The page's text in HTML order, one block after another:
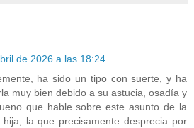
de 2026 a las 18:24
ha sido un tipo con suerte, y ha
muy bien debido a su astucia, osadía y
que hable sobre este asunto de la
la que precisamente desprecia por